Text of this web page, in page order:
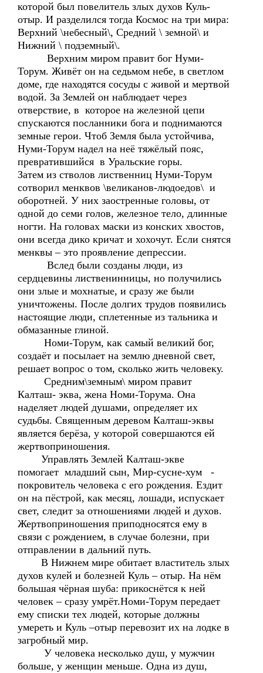
которой был повелитель злых духов Куль-
отыр. И разделился тогда Космос на три мира:
Верхний \небесный\, Средний \ земной\ и
Нижний \ подземный\.
Верхним миром правит бог Нуми-
Торум. Живёт он на седьмом небе, в светлом
доме, где находятся сосуды с живой и мертвой
водой. За Землей он наблюдает через
отверствие, в которое на железной цепи
спускаются посланники бога и поднимаются
земные герои. Чтоб Земля была устойчива,
Нуми-Торум надел на неё тяжёлый пояс,
превратившийся в Уральские горы.
Затем из стволов лиственниц Нуми-Торум
сотворил менквов \великанов-людоедов\ и
оборотней. У них заостренные головы, от
одной до семи голов, железное тело, длинные
ногти. На головах маски из конских хвостов,
они всегда дико кричат и хохочут. Если снятся
менквы – это проявление депрессии.
Вслед были созданы люди, из
сердцевины лиственинницы, но получились
они злые и мохнатые, и сразу же были
уничтожены. После долгих трудов появились
настоящие люди, сплетенные из тальника и
обмазанные глиной.
Номи-Торум, как самый великий бог,
создаёт и посылает на землю дневной свет,
решает вопрос о том, сколько жить человеку.
Средним\земным\ миром правит
Калташ- эква, жена Номи-Торума. Она
наделяет людей душами, определяет их
судьбы. Священным деревом Калташ-эквы
является берёза, у которой совершаются ей
жертвоприношения.
Управлять Землей Калташ-экве
помогает младший сын, Мир-сусне-хум -
покровитель человека с его рождения. Ездит
он на пёстрой, как месяц, лошади, испускает
свет, следит за отношениями людей и духов.
Жертвоприношения приподносятся ему в
связи с рождением, в случае болезни, при
отправлении в дальний путь.
В Нижнем мире обитает властитель злых
духов кулей и болезней Куль – отыр. На нём
большая чёрная шуба: прикоснётся к ней
человек – сразу умрёт.Номи-Торум передает
ему списки тех людей, которые должны
умереть и Куль –отыр перевозит их на лодке в
загробный мир.
У человека несколько душ, у мужчин
больше, у женщин меньше. Одна из душ,